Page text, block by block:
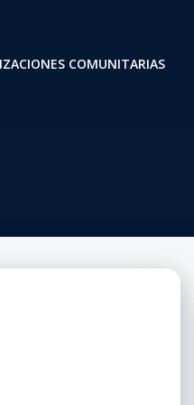
COMUNITARIAS